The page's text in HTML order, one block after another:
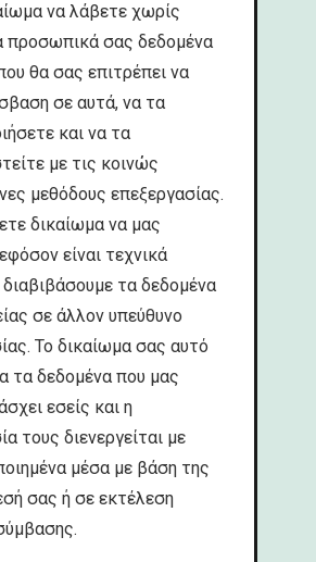
να λάβετε χωρίς
προσωπικά σας δεδομένα
θα σας επιτρέπει να
σε αυτά, να τα
και να τα
με τις κοινώς
μεθόδους επεξεργασίας.
δικαίωμα να μας
είναι τεχνικά
τα δεδομένα
σε άλλον υπεύθυνο
Το δικαίωμα σας αυτό
τα δεδομένα που μας
εσείς και η
τους διενεργείται με
μέσα με βάση της
σας ή σε εκτέλεση